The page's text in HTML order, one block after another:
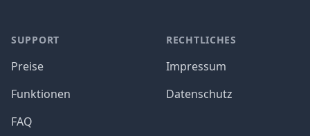
SUPPORT
Preise
Funktionen
FAQ
RECHTLICHES
Impressum
Datenschutz